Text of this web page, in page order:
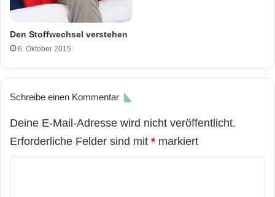
Den Stoffwechsel verstehen
6. Oktober 2015
Schreibe einen Kommentar
Deine E-Mail-Adresse wird nicht veröffentlicht.
Erforderliche Felder sind mit * markiert